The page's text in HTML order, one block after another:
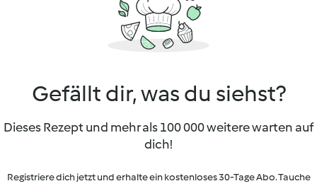
Gefällt dir, was du siehst?
Dieses Rezept und mehr als 100 000 weitere warten auf
dich!
Registriere dich jetzt und erhalte ein kostenloses 30-Tage Abo. Tauche